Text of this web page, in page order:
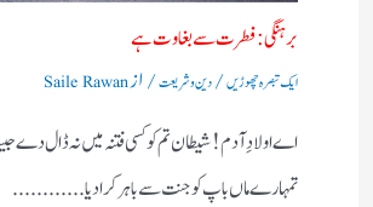
برہنگی : فطرت سے بغاوت ہے
ایک تبصرہ چھوڑیں/دین و شریعت/ ازSaile Rawan
اے اولادِ آدم! شیطان تم کو کسی فتنہ میں نہ ڈال دے
تمہارے ماں باپ کو جنت سے باہر کرادیا............